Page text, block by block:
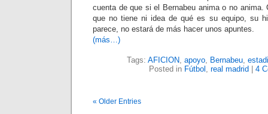
cuenta de que si el Bernabeu anima o no anima.
que no tiene ni idea de qué es su equipo, su
parece, no estará de más hacer unos apuntes.
(más…)
Tags: AFICION, apoyo, Bernabeu,
Posted in Fútbol , real madrid 4
« Older Entries